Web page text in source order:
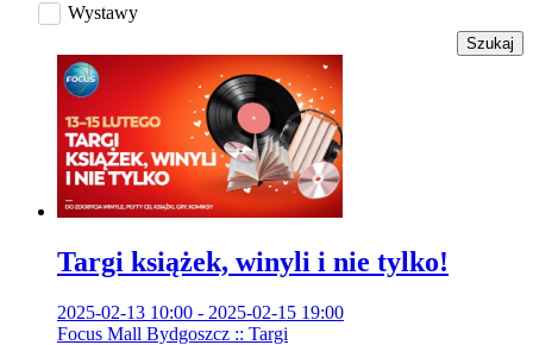
Wystawy
Szukaj
Targi książek, winyli i nie tylko!
2025-02-13 10:00 - 2025-02-15 19:00
Focus Mall Bydgoszcz :: Targi